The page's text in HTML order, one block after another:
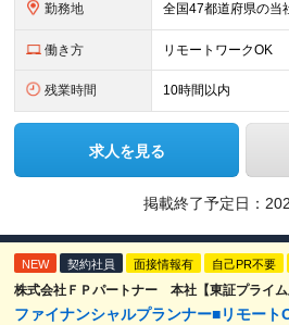
勤務地
働き方 リモートワークOK
残業時間 10時間以内
求人を見る
掲載終了予定日：
NEW 契約社員 面接情報有 自己PR不要
株式会社ＦＰパートナー 本社【東証プライム
ファイナンシャルプランナー■リモー